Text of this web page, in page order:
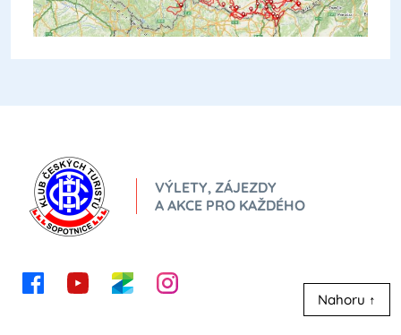
VÝLETY, ZÁJEZDY
A AKCE PRO KAŽDÉHO
Nahoru ↑